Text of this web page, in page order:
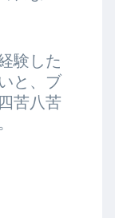
験した
と、ブ
苦八苦